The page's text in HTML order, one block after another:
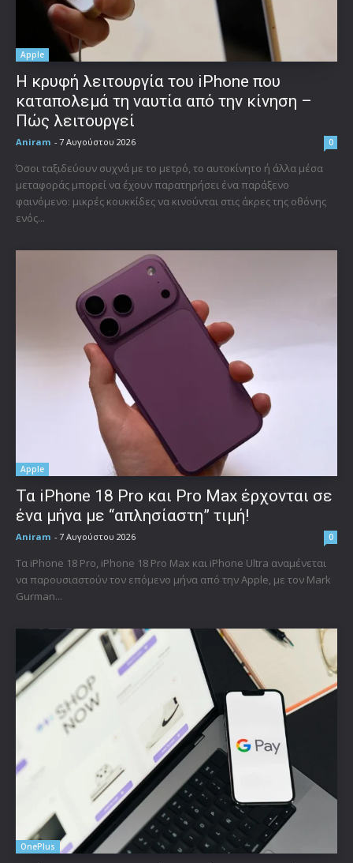
Apple
Η κρυφή λειτουργία του iPhone που
καταπολεμά τη ναυτία από την κίνηση –
Πώς λειτουργεί
Aniram - 7 Αυγούστου 2026 0
Όσοι ταξιδεύουν συχνά με το μετρό, το αυτοκίνητο ή άλλα μέσα
μεταφοράς μπορεί να έχουν παρατηρήσει ένα παράξενο
φαινόμενο: μικρές κουκκίδες να κινούνται στις άκρες της οθόνης
ενός...
Apple
Τα iPhone 18 Pro και Pro Max έρχονται σε
ένα μήνα με “απλησίαστη” τιμή!
Aniram - 7 Αυγούστου 2026 0
Τα iPhone 18 Pro, iPhone 18 Pro Max και iPhone Ultra αναμένεται
να παρουσιαστούν τον επόμενο μήνα από την Apple, με τον Mark
Gurman...
OnePlus